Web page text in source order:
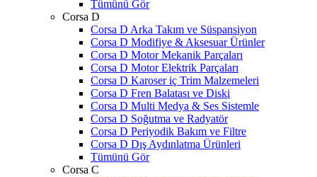
Tümünü Gör
Corsa D
Corsa D Arka Takım ve Süspansiyon
Corsa D Modifiye & Aksesuar Ürünler
Corsa D Motor Mekanik Parçaları
Corsa D Motor Elektrik Parçaları
Corsa D Karoser iç Trim Malzemeleri
Corsa D Fren Balatası ve Diski
Corsa D Multi Medya & Ses Sistemle
Corsa D Soğutma ve Radyatör
Corsa D Periyodik Bakım ve Filtre
Corsa D Dış Aydınlatma Ürünleri
Tümünü Gör
Corsa C